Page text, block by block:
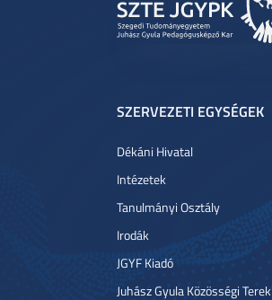
SZERVEZETI EGYSÉGEK
Dékáni Hivatal
Intézetek
Tanulmányi Osztály
Irodák
JGYF Kiadó
Juhász Gyula Közösségi Terek